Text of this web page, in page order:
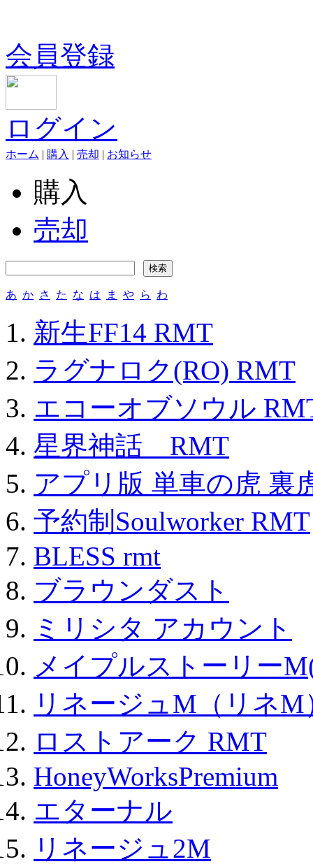
会員登録
ログイン
ホーム | 購入 | 売却 | お知らせ
購入
売却
あ か さ た な は ま や ら わ
新生FF14 RMT
ラグナロク(RO) RMT
エコーオブソウル
星界神話 RMT
アプリ版 単車の虎 裏
予約制Soulworker RMT
BLESS rmt
ブラウンダスト
ミリシタ アカウント
メイプルストーリー
リネージュM（リネM
ロストアーク RMT
HoneyWorksPremium
エターナル
リネージュ2M